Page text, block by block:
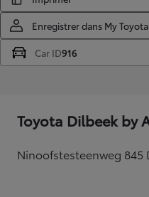
Enregistrer dans My Toyota
Car ID916
Toyota Dilbeek by
Ninoofstesteenweg 845